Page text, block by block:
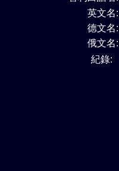
英文名:
德文名:
俄文名:
紀錄: